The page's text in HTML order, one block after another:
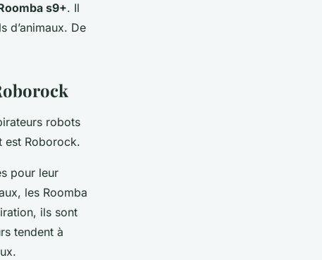
s9+. Il
d’animaux. De
robots
est Roborock.
pour leur
les Roomba
ils sont
tendent à